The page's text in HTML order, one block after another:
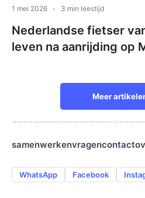
1 mei 2026 3 min leestijd
Nederlandse fietser
leven na aanrijding op
Meer
samenwerkenvragencontact
WhatsApp Facebook